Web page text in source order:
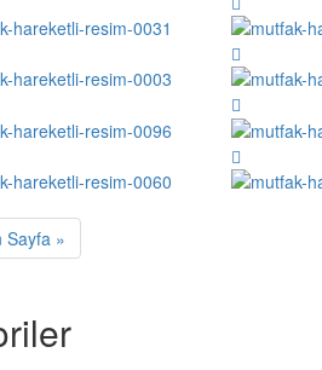
Sayfa »